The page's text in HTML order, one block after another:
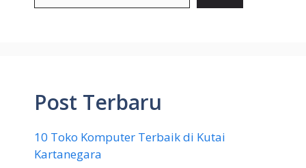
Post Terbaru
10 Toko Komputer Terbaik di Kutai
Kartanegara